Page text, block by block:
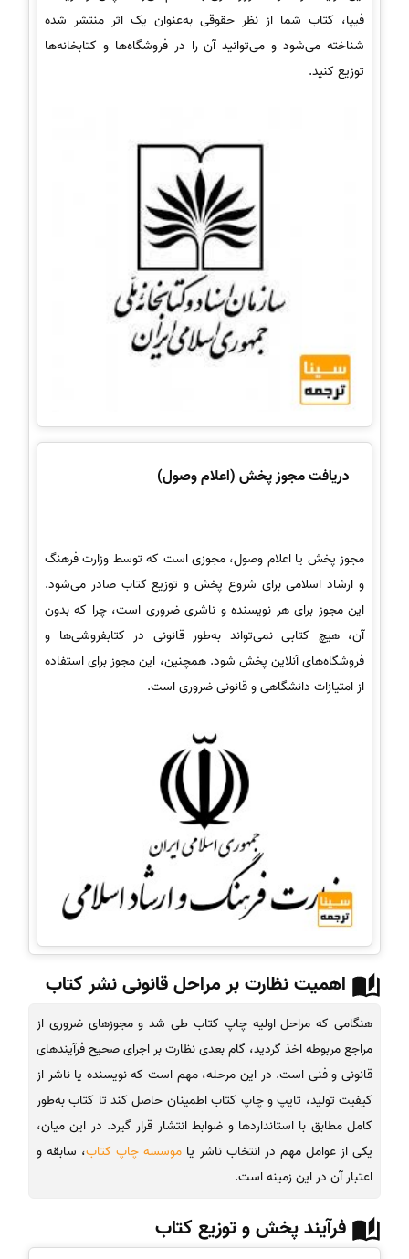
فیپا، کتاب شما از نظر حقوقی به‌عنوان یک اثر منتشر شده
شناخته می‌شود و می‌توانید آن را در فروشگاه‌ها و کتابخانه‌ها
توزیع کنید.
دریافت مجوز پخش (اعلام وصول)
مجوز پخش یا اعلام وصول، مجوزی است که توسط وزارت فرهنگ
و ارشاد اسلامی برای شروع پخش و توزیع کتاب صادر می‌شود.
این مجوز برای هر نویسنده و ناشری ضروری است، چرا که بدون
آن، هیچ کتابی نمی‌تواند به‌طور قانونی در کتابفروشی‌ها و
فروشگاه‌های آنلاین پخش شود. همچنین، این مجوز برای استفاده
از امتیازات دانشگاهی و قانونی ضروری است.
اهمیت نظارت بر مراحل قانونی نشر کتاب
هنگامی که مراحل اولیه چاپ کتاب طی شد و مجوزهای ضروری از
مراجع مربوطه اخذ گردید، گام بعدی نظارت بر اجرای صحیح فرآیندهای
قانونی و فنی است. در این مرحله، مهم است که نویسنده یا ناشر از
کیفیت تولید، تایپ و چاپ کتاب اطمینان حاصل کند تا کتاب به‌طور
کامل مطابق با استانداردها و ضوابط انتشار قرار گیرد. در این میان،
یکی از عوامل مهم در انتخاب ناشر یا موسسه چاپ کتاب، سابقه و
اعتبار آن در این زمینه است.
فرآیند پخش و توزیع کتاب